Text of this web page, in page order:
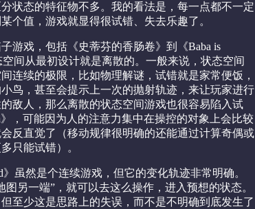
状态的特征物不多。我的看法是，每一点都不一定
个值，游戏就显得很试错、失去乐趣了。
游戏，包括《史蒂芬的香肠卷》到《Baba is
空间从最初设计就是离散的。一般来说，状态空间
连续的极限，比如物理解谜，试错就是家常便饭，
鸟，甚至会提示上一次的抛射轨迹，来让玩家进行
敌人，那么离散的状态空间游戏也很容易陷入试
，可能因为人的注意力集中在操控的对象上会比较
反直觉了（移动规律很明确的还能通过计算奇偶或
只能试错）。
虽然是个连续游戏，但它的变化轨迹非常明确。
另一端”，就可以去这么操作，进入预想的状态。
至少这是思路上的失误，而不是不明确到底发生了